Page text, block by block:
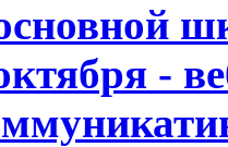
-